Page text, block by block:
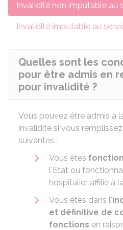
Invalidité non imputable au
Invalidité imputable au
Quelles sont les
pour être admis en
pour invalidité ?
Vous pouvez être admis à
invalidité si vous
suivantes :
Vous êtes
l'État ou
hospitalier affilié à
Vous êtes dans l'
et définitive de
fonctions en